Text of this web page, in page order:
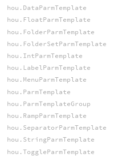
hou.DataParmTemplate
hou.FloatParmTemplate
hou.FolderParmTemplate
hou.FolderSetParmTemplate
hou.IntParmTemplate
hou.LabelParmTemplate
hou.MenuParmTemplate
hou.ParmTemplate
hou.ParmTemplateGroup
hou.RampParmTemplate
hou.SeparatorParmTemplate
hou.StringParmTemplate
hou.ToggleParmTemplate